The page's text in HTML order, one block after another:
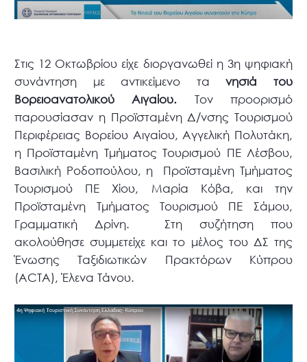
Στις 12 Οκτωβρίου είχε διοργανωθεί η 3η ψηφιακή
συνάντηση με αντικείμενο τανησιά του
Βορειοανατολικού Αιγαίου. Τον προορισμό
παρουσίασαν η Προϊσταμένη Δ/νσης Τουρισμού
Περιφέρειας Βορείου Αιγαίου, Αγγελική Πολυτάκη,
η Προϊσταμένη Τμήματος Τουρισμού ΠΕ Λέσβου,
Βασιλική Ροδοπούλου, η Προϊσταμένη Τμήματος
Τουρισμού ΠΕ Χίου, Μαρία Κόβα, και την
Προϊσταμένη Τμήματος Τουρισμού ΠΕ Σάμου,
Γραμματική Δρίνη. Στη συζήτηση που
ακολούθησε συμμετείχε και το μέλος του ΔΣ της
Ένωσης Ταξιδιωτικών Πρακτόρων Κύπρου
(ACTA), Έλενα Τάνου.